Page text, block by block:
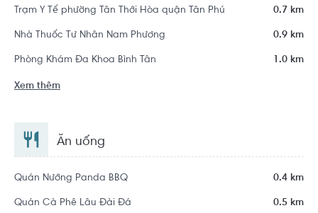
Trạm Y Tế phường Tân Thới Hòa quận Tân Phú 0.7 km
Nhà Thuốc Tư Nhân Nam Phương 0.9 km
Phòng Khám Đa Khoa Bình Tân 1.0 km
Xem thêm
Ăn uống
Quán Nướng Panda BBQ 0.4 km
Quán Cà Phê Lâu Đài Đá 0.5 km